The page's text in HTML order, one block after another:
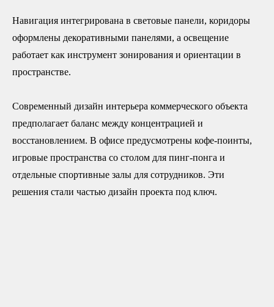
Навигация интегрирована в световые панели, коридоры
оформлены декоративными панелями, а освещение
работает как инструмент зонирования и ориентации в
пространстве.
Современный дизайн интерьера коммерческого объекта
предполагает баланс между концентрацией и
восстановлением. В офисе предусмотрены кофе-поинты,
игровые пространства со столом для пинг-понга и
отдельные спортивные залы для сотрудников. Эти
решения стали частью дизайн проекта под ключ.